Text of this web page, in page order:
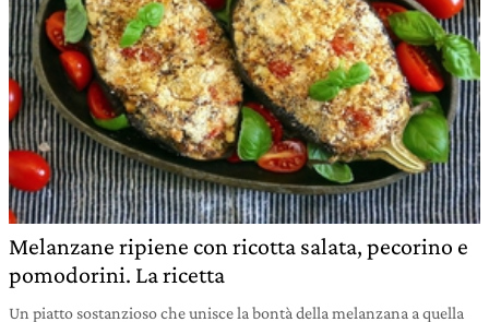
Melanzane ripiene con ricotta salata, pecorino e
pomodorini. La ricetta
Un piatto sostanzioso che unisce la bontà della melanzana a quella